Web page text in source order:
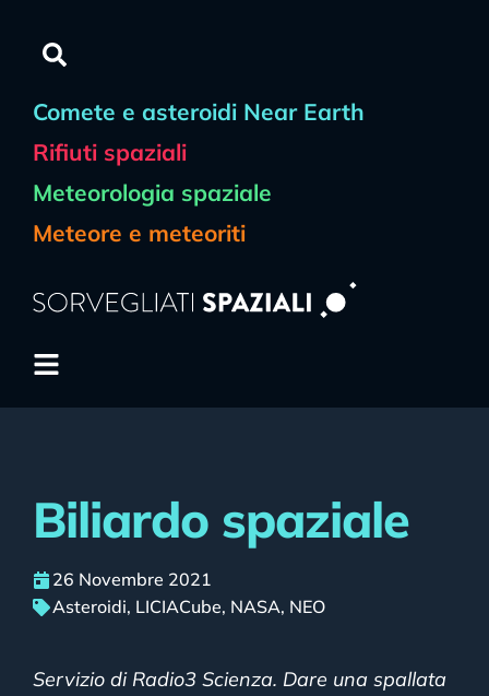
Comete e asteroidi Near Earth
Rifiuti spaziali
Meteorologia spaziale
Meteore e meteoriti
Biliardo spaziale
26 Novembre 2021
Asteroidi, LICIACube, NASA, NEO
Servizio di Radio3 Scienza. Dare una spallata